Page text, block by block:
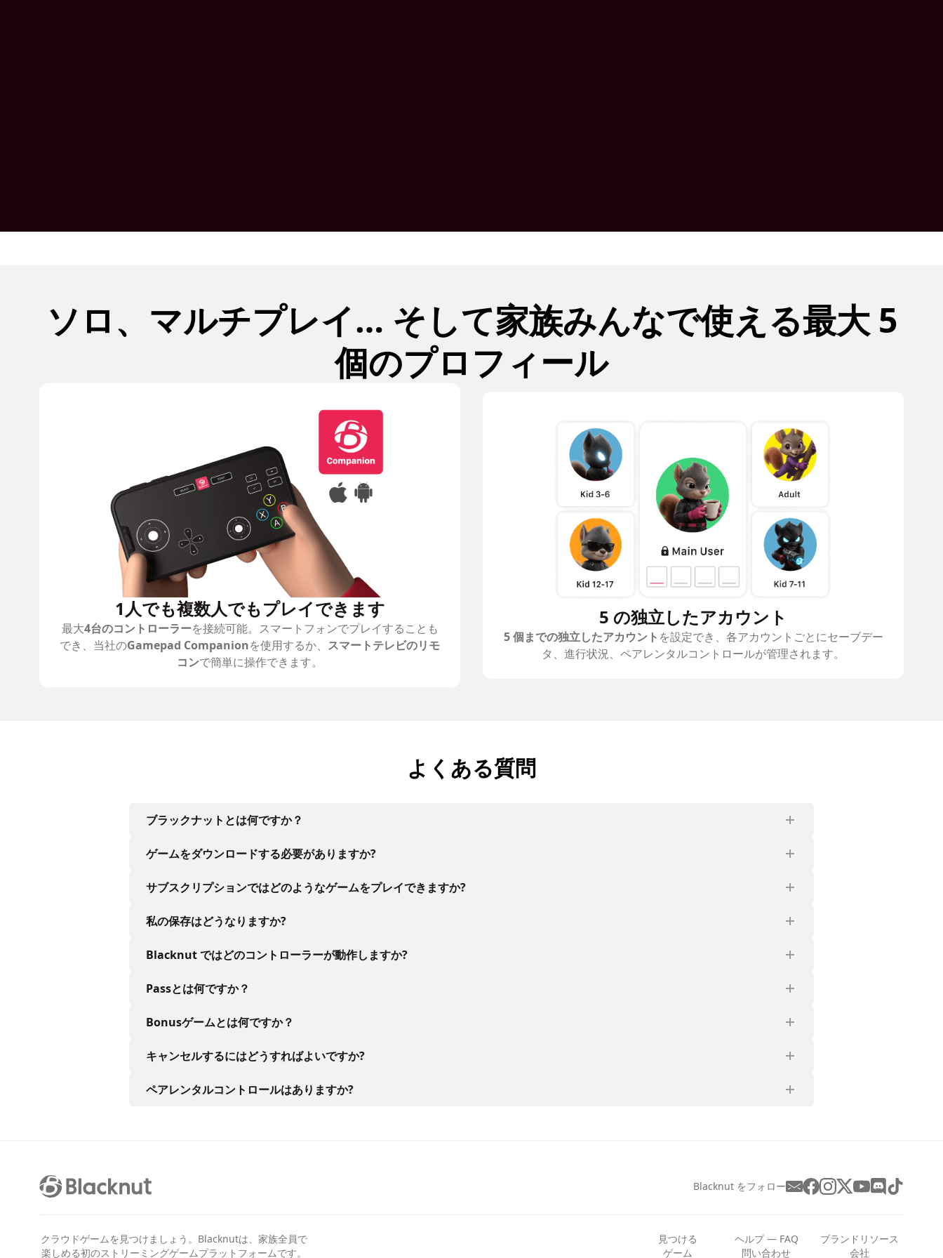
ソロ、マルチプレイ… そして家族みんなで使える最大 5
個のプロフィール
1人でも複数人でもプレイできます
最大4台のコントローラーを接続可能。スマートフォンでプレイすることも
でき、当社のGamepad Companionを使用するか、 スマートテレビのリモ
コンで簡単に操作できます。
5 の独立したアカウント
5 個までの独立したアカウント を設定でき、各アカウントごとにセーブデー
タ、進行状況、ペアレンタルコントロールが管理されます。
よくある質問
ブラックナットとは何ですか？
ゲームをダウンロードする必要がありますか?
サブスクリプションではどのようなゲームをプレイできますか?
私の保存はどうなりますか?
Blacknut ではどのコントローラーが動作しますか?
Passとは何ですか？
Bonusゲームとは何ですか？
キャンセルするにはどうすればよいですか?
ペアレンタルコントロールはありますか?
Blacknut をフォロー
クラウドゲームを見つけましょう。Blacknutは、家族全員で
楽しめる初のストリーミングゲームプラットフォームです。
見つける
ゲーム
ヘルプ — FAQ
問い合わせ
ブランドリソース
会社